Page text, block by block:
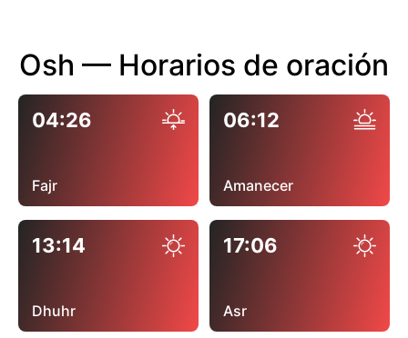
Osh — Horarios de oración
04:26
Fajr
06:12
Amanecer
13:14
Dhuhr
17:06
Asr